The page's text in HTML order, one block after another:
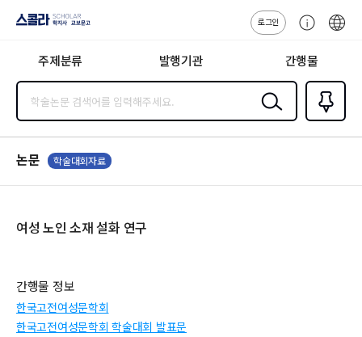
지사·교보문고
로그인
센
주제분류 발행기관 간행물
검색
즐겨찾
기0
논문 학술대회자료
여성 노인 소재 설화 연구
간행물 정보
한국고전여성문학회
한국고전여성문학회 학술대회 발표문